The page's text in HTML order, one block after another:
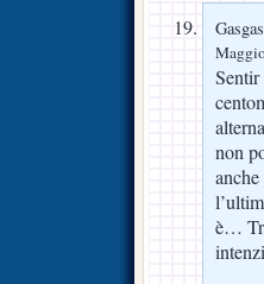
Gasgas
non
è…